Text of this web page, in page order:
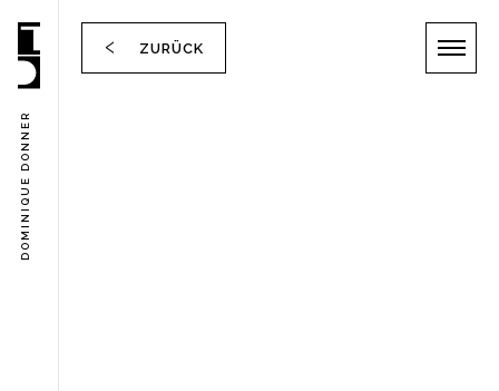
DOMINIQUE DONNER
ZURÜCK